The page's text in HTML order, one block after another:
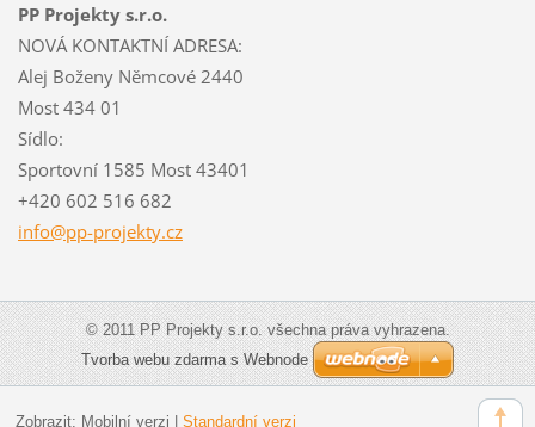
PP Projekty s.r.o.
NOVÁ KONTAKTNÍ ADRESA:
Alej Boženy Němcové 2440
Most 434 01
Sídlo:
Sportovní 1585 Most 43401
+420 602 516 682
info@pp-projekty.cz
© 2011 PP Projekty s.r.o. všechna práva vyhrazena.
Tvorba webu zdarma s Webnode
Zobrazit: Mobilní verzi Standardní verzi